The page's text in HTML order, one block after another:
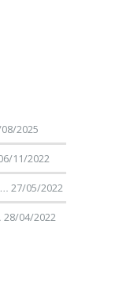
2025
11/2022
27/05/2022
28/04/2022